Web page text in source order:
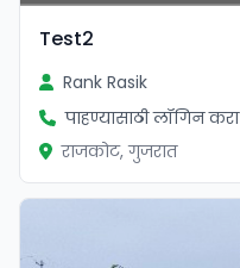
Test2
Rank Rasik
पाहण्यासाठी लॉगिन करा
राजकोट, गुजरात